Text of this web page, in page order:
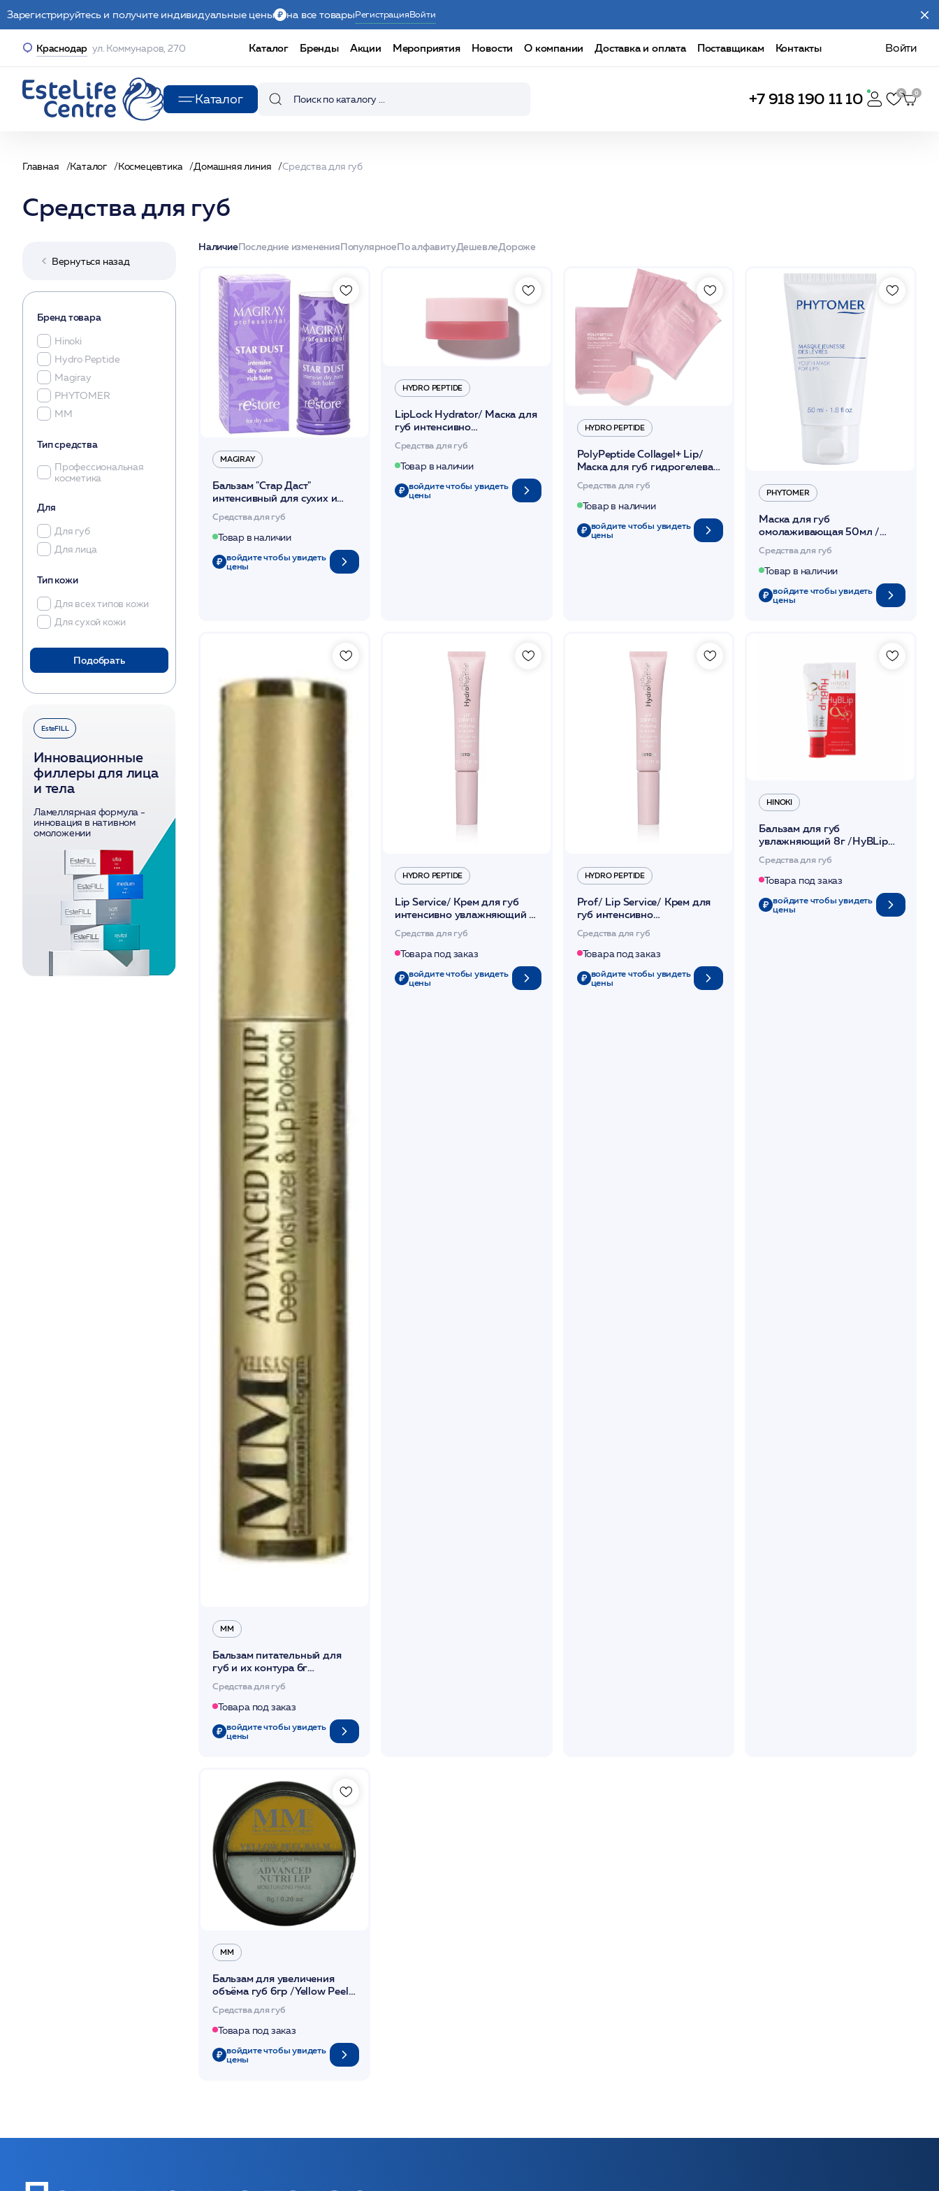
Зарегистрируйтесь и получите индивидуальные цены на все товарыРегистрацияВойти
Краснодар ул. Коммунаров, 270 Каталог Бренды Акции Мероприятия Новости О компании Доставка и оплата Поставщикам Контакты Войти
Каталог +7 918 190 11 10
Главная Каталог Космецевтика Домашняя линия Средства для губ
Средства для губ
Вернуться назад
Бренд товара
Hinoki
Hydro Peptide
Magiray
PHYTOMER
ММ
Тип средства
Профессиональная
косметика
Для
Для губ
Для лица
Тип кожи
Для всех типов кожи
Для сухой кожи
Подобрать
EsteFILL
Инновационные
филлеры для лица
и тела
Ламеллярная формула -
инновация в нативном
омоложении
НаличиеПоследние измененияПопулярноеПо алфавитуДешевлеДороже
MAGIRAY
Бальзам "Стар Даст"
интенсивный для сухих и
/Magiray*
Средства для губ
Товар в наличии
войдите чтобы увидеть
цены
HYDRO PEPTIDE
LipLock Hydrator/ Маска для
губ интенсивно
регенерирующая и
увлажняющая 7мл /HP
Средства для губ
Товар в наличии
войдите чтобы увидеть
цены
HYDRO PEPTIDE
PolyPeptide Collagel+ Lip/
Маска для губ гидрогелевая
повышающая упругость 8шт
/HP
Средства для губ
Товар в наличии
войдите чтобы увидеть
цены
PHYTOMER
Маска для губ
омолаживающая 50мл /
Средства для губ
Товар в наличии
войдите чтобы увидеть
цены
ММ
Бальзам питательный для
губ и их контура 6г
Средства для губ
Товара под заказ
войдите чтобы увидеть
цены
HYDRO PEPTIDE
Lip Service/ Крем для губ
интенсивно увлажняющий и
омолаживающий 10 гр /HP*
Средства для губ
Товара под заказ
войдите чтобы увидеть
цены
HYDRO PEPTIDE
Prof/ Lip Service/ Крем для
губ интенсивно
увлажняющий и
омолаживающий 10 мл /HP
Средства для губ
Товара под заказ
войдите чтобы увидеть
цены
HINOKI
Бальзам для губ
увлажняющий 8г /HyBLip
Средства для губ
Товара под заказ
войдите чтобы увидеть
цены
ММ
Бальзам для увеличения
объёма губ 6гр /Yellow Peel
Средства для губ
Товара под заказ
войдите чтобы увидеть
цены